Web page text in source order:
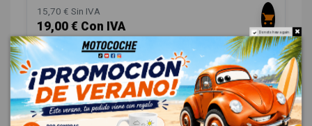
15,70 € Sin IVA
19,00 € Con IVA Do not show again.